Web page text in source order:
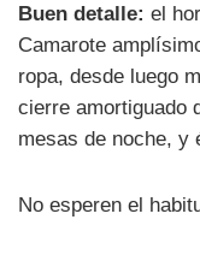
Buen detalle: el
Camarote
ropa, desde luego
cierre amortiguado
mesas de noche, y
No esperen el